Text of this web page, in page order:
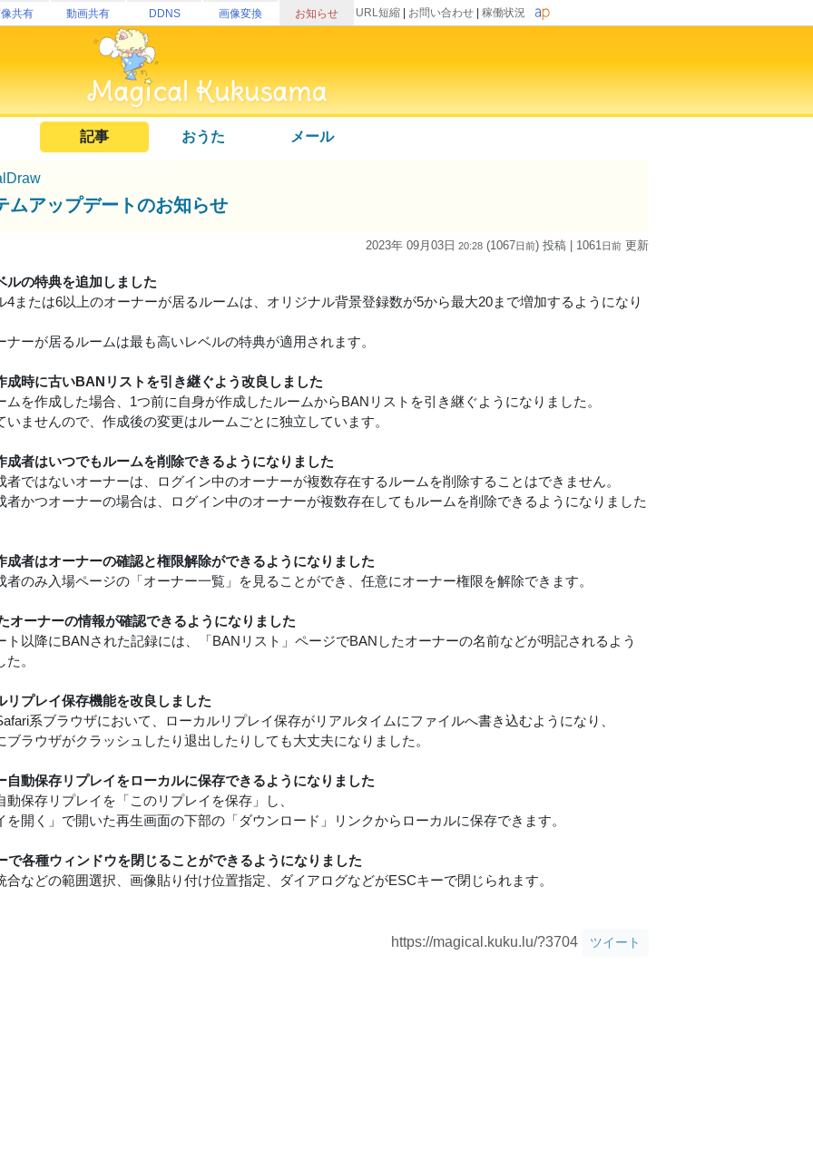
共有 動画共有 DDNS 画像変換 お知らせ URL短縮 お問い合わせ 稼働状況
記事 おうた メール
ムアップデートのお知らせ
2023年 09月03日 20:28 (1067日前) 投稿 | 1061日前 更新
ルの特典を追加しました
4または6以上のオーナーが居るルームは、オリジナル背景登録数が5から最大20まで増加するようになり
ナーが居るルームは最も高いレベルの特典が適用されます。
成時に古いBANリストを引き継ぐよう改良しました
ムを作成した場合、1つ前に自身が作成したルームからBANリストを引き継ぐようになりました。
いませんので、作成後の変更はルームごとに独立しています。
成者はいつでもルームを削除できるようになりました
者ではないオーナーは、ログイン中のオーナーが複数存在するルームを削除することはできません。
者かつオーナーの場合は、ログイン中のオーナーが複数存在してもルームを削除できるようになりました
成者はオーナーの確認と権限解除ができるようになりました
者のみ入場ページの「オーナー一覧」を見ることができ、任意にオーナー権限を解除できます。
オーナーの情報が確認できるようになりました
ト以降にBANされた記録には、「BANリスト」ページでBANしたオーナーの名前などが明記されるよう
。
リプレイ保存機能を改良しました
系ブラウザにおいて、ローカルリプレイ保存がリアルタイムにファイルへ書き込むようになり、
ブラウザがクラッシュしたり退出したりしても大丈夫になりました。
自動保存リプレイをローカルに保存できるようになりました
動保存リプレイを「このリプレイを保存」し、
を開く」で開いた再生画面の下部の「ダウンロード」リンクからローカルに保存できます。
で各種ウィンドウを閉じることができるようになりました
合などの範囲選択、画像貼り付け位置指定、ダイアログなどがESCキーで閉じられます。
https://magical.kuku.lu/?3704 ツイート